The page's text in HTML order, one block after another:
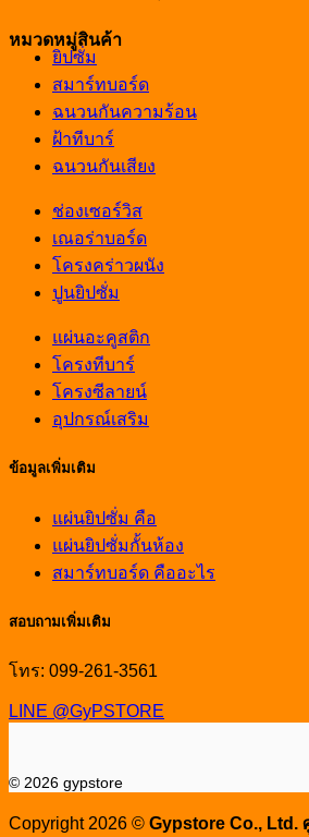
หมวดหมู่สินค้า
ยิปซั่ม
สมาร์ทบอร์ด
ฉนวนกันความร้อน
ฝ้าทีบาร์
ฉนวนกันเสียง
ช่องเซอร์วิส
เณอร่าบอร์ด
โครงคร่าวผนัง
ปูนยิปซั่ม
แผ่นอะคูสติก
โครงทีบาร์
โครงซีลายน์
อุปกรณ์เสริม
ข้อมูลเพิ่มเติม
แผ่นยิปซั่ม คือ
แผ่นยิปซั่มกั้นห้อง
สมาร์ทบอร์ด คืออะไร
สอบถามเพิ่มเติม
โทร: 099-261-3561
LINE @GyPSTORE
© 2026 gypstore
Copyright 2026 © Gypstore Co., Ltd.